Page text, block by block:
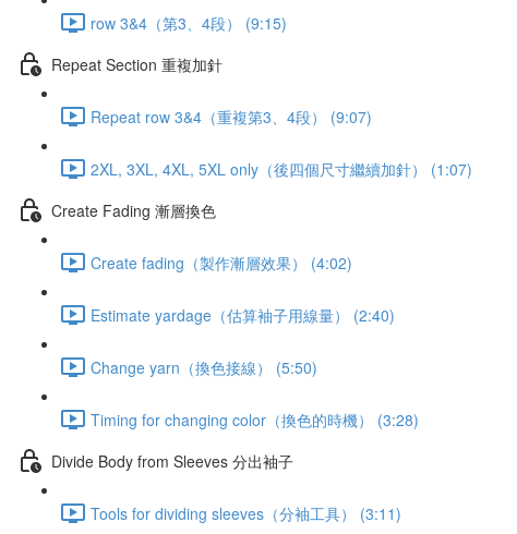
row 3&4（第3、4段） (9:15)
Repeat Section 重複加針
Repeat row 3&4（重複第3、4段） (9:07)
2XL, 3XL, 4XL, 5XL only（後四個尺寸繼續加針） (1:07)
Create Fading 漸層換色
Create fading（製作漸層效果） (4:02)
Estimate yardage（估算袖子用線量） (2:40)
Change yarn（換色接線） (5:50)
Timing for changing color（換色的時機） (3:28)
Divide Body from Sleeves 分出袖子
Tools for dividing sleeves（分袖工具） (3:11)